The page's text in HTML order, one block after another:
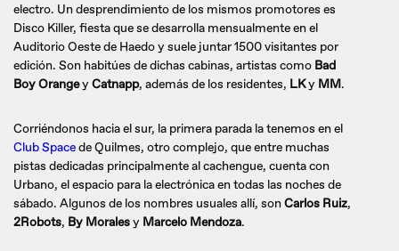
electro. Un desprendimiento de los mismos promotores es
Disco Killer, fiesta que se desarrolla mensualmente en el
Auditorio Oeste de Haedo y suele juntar 1500 visitantes por
edición. Son habitúes de dichas cabinas, artistas como Bad
Boy OrangeyCatnapp, además de los residentes, LKy MM.
Corriéndonos hacia el sur, la primera parada la tenemos en el
Club Spacede Quilmes, otro complejo, que entre muchas
pistas dedicadas principalmente al cachengue, cuenta con
Urbano, el espacio para la electrónica en todas las noches de
sábado. Algunos de los nombres usuales allí, sonCarlos Ruiz,
2Robots, By Moralesy Marcelo Mendoza.